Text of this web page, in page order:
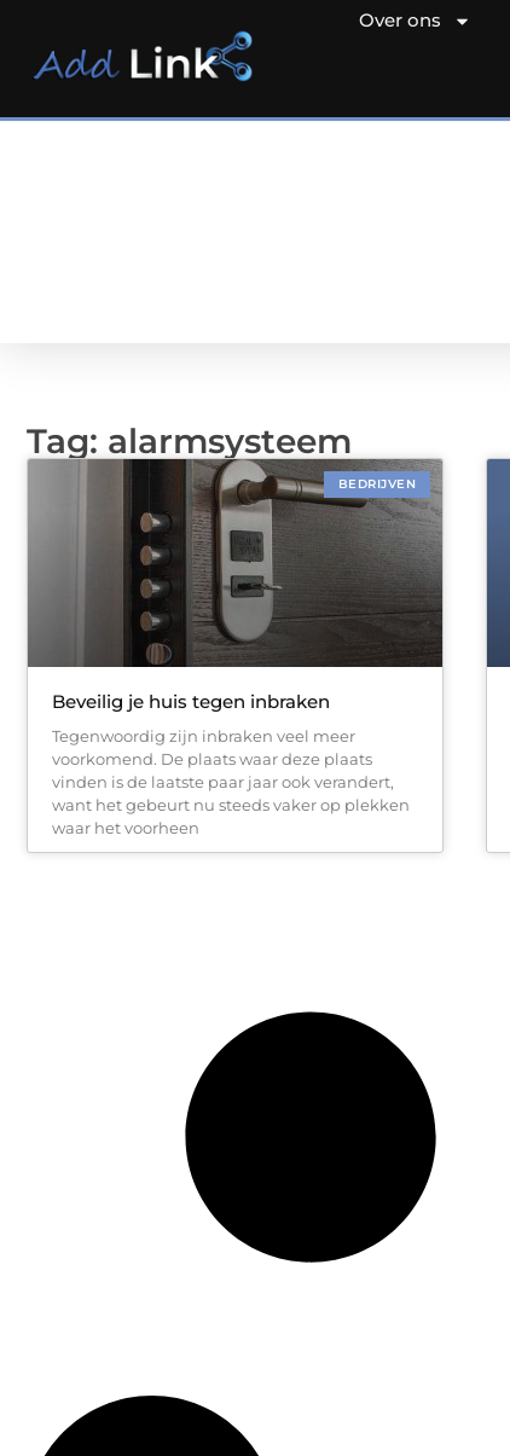
Over ons
Tag: alarmsysteem
BEDRIJVEN
Beveilig je huis tegen inbraken
Tegenwoordig zijn inbraken veel meer
voorkomend. De plaats waar deze plaats
vinden is de laatste paar jaar ook verandert,
want het gebeurt nu steeds vaker op plekken
waar het voorheen